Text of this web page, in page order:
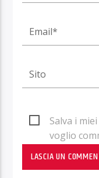
Salva i
voglio